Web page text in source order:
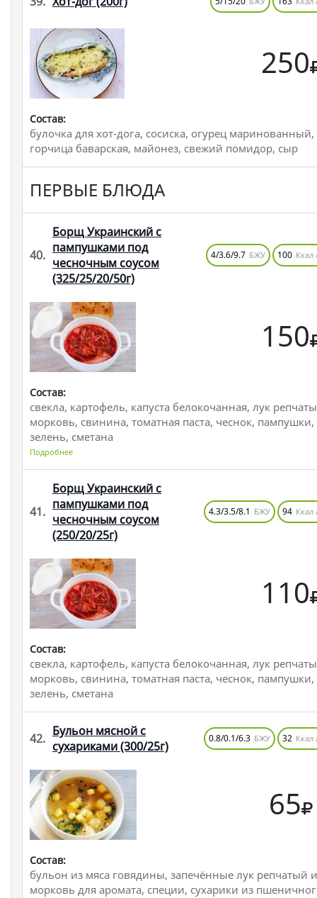
250
Состав:
булочка для хот-дога, сосиска, огурец маринованный,
горчица баварская, майонез, свежий помидор, сыр
ПЕРВЫЕ БЛЮДА
40.
Борщ Украинский с
пампушками под
чесночным соусом
(325/25/20/50г)
4/3.6/9.7 БЖУ 100 Ккал
150
Состав:
свекла, картофель, капуста белокочанная, лук
морковь, свинина, томатная паста, чеснок, пампушки,
зелень, сметана
Подробнее
41.
Борщ Украинский с
пампушками под
чесночным соусом
(250/20/25г)
4.3/3.5/8.1 БЖУ 94 Ккал
110
Состав:
свекла, картофель, капуста белокочанная, лук
морковь, свинина, томатная паста, чеснок, пампушки,
зелень, сметана
42. Бульон мясной с
сухариками(300/25г)
0.8/0.1/6.3 БЖУ 32 Ккал
65
Состав:
бульон из мяса говядины, запечённые лук репчатый и
морковь для аромата, специи, сухарики из